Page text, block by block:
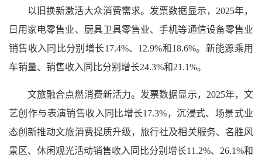
以旧换新激活大众消费需求。发票数据显示，2025年，
日用家电零售业、厨具卫具零售业、手机等通信设备零售业
销售收入同比分别增长17.4%、12.9%和18.6%。新能源乘用
车销量、销售收入同比分别增长24.3%和21.1%。
文旅融合点燃消费新活力。发票数据显示，2025年，文
艺创作与表演销售收入同比增长17.3%，沉浸式、场景式业
态创新推动文旅消费提质升级，旅行社及相关服务、名胜风
景区、休闲观光活动销售收入同比分别增长11.2%、26.1%和